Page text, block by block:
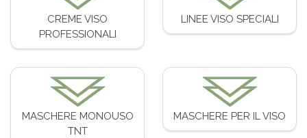
CREME VISO
PROFESSIONALI
LINEE VISO SPECIALI
MASCHERE MONOUSO
TNT
MASCHERE PER IL VISO